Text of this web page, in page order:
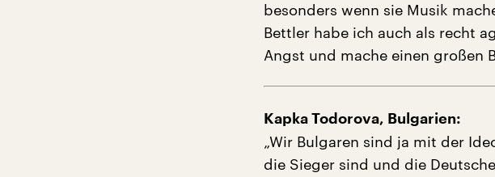
besonders wenn sie Musik
Bettler habe ich auch als recht
Angst und mache einen großen
Kapka Todorova, Bulgarien:
„Wir Bulgaren sind ja mit der
die Sieger sind und die